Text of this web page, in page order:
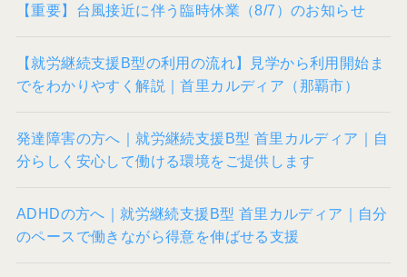
【重要】台風接近に伴う臨時休業（8/7）のお知らせ
【就労継続支援B型の利用の流れ】見学から利用開始ま
でをわかりやすく解説｜首里カルディア（那覇市）
発達障害の方へ｜就労継続支援B型 首里カルディア｜自
分らしく安心して働ける環境をご提供します
ADHDの方へ｜就労継続支援B型 首里カルディア｜自分
のペースで働きながら得意を伸ばせる支援